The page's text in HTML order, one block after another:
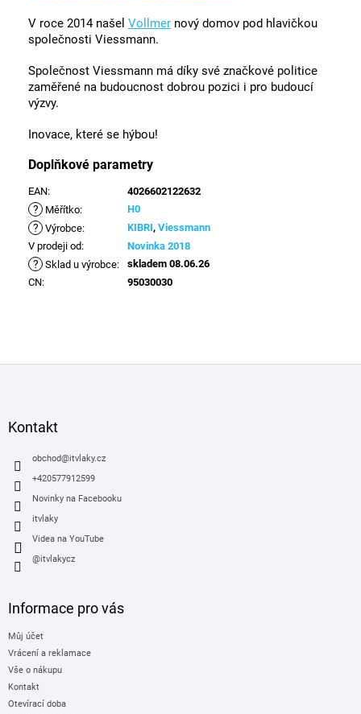
V roce 2014 našel Vollmer nový domov pod hlavičkou
společnosti Viessmann.
Společnost Viessmann má díky své značkové politice
zaměřené na budoucnost dobrou pozici i pro budoucí
výzvy.
Inovace, které se hýbou!
Doplňkové parametry
EAN: 4026602122632
? Měřítko: H0
? Výrobce: KIBRI, Viessmann
V prodeji od: Novinka 2018
? Sklad u výrobce:
skladem 08.06.26
CN: 95030030
Kontakt
obchod@itvlaky.cz
+420577912599
Novinky na Facebooku
itvlaky
Videa na YouTube
@itvlakycz
Informace pro vás
Můj účet
Vrácení a reklamace
Vše o nákupu
Kontakt
Otevírací doba